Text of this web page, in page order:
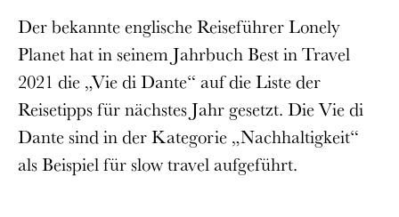
Der bekannte englische Reiseführer Lonely
Planet hat in seinem Jahrbuch Best in Travel
2021 die „Vie di Dante“ auf die Liste der
Reisetipps für nächstes Jahr gesetzt. Die Vie di
Dante sind in der Kategorie „Nachhaltigkeit“
als Beispiel für slow travel aufgeführt.